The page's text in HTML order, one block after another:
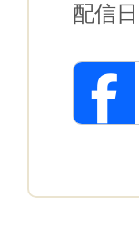
配信日